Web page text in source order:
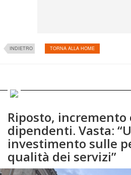
INDIETRO TORNA ALLA HOME
Riposto, incremento
dipendenti. Vasta:
investimento sulle
qualità dei servizi”